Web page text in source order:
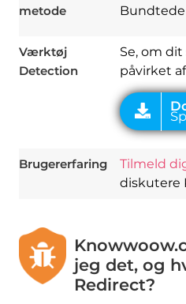
metode
Værktøj
Detection
Se, om
påvirket
Brugererfaring Tilmeld
diskutere
jeg det, og
Redirect?